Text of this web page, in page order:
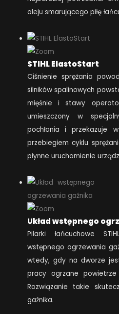
oleju smarującego piłę
STIHL ElastoStart
Ciśnienie sprężania
silników spalinowych
mięśnie i stawy
umieszczony w
pochłania i przekazuje
przebiegiem cyklu
płynne uruchomienie
Układ wstępnego
Pilarki łańcuchowe
wstępnego ogrzewania
wtedy, gdy na dworze
pracy ogrzane powietrze
Rozwiązanie takie
gaźnika.